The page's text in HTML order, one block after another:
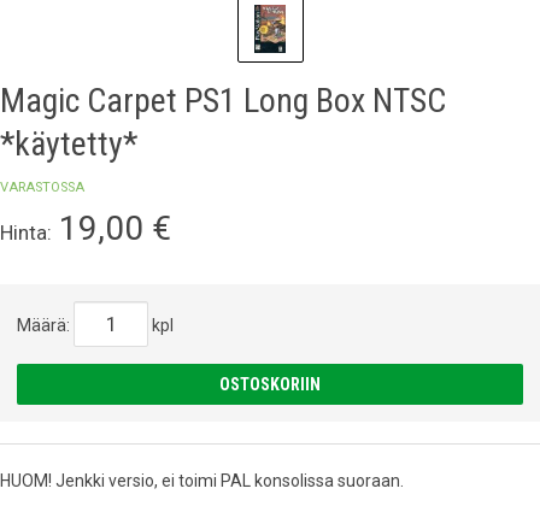
Magic Carpet PS1 Long Box NTSC
*käytetty*
VARASTOSSA
Hinta: 19,00 €
Määrä: kpl
OSTOSKORIIN
HUOM! Jenkki versio, ei toimi PAL konsolissa suoraan.